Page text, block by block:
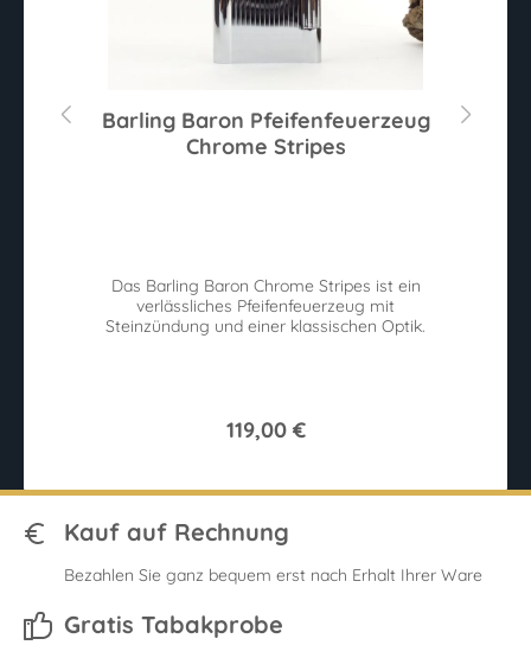
Barling Baron Pfeifenfeuerzeug
Chrome Stripes
Das Barling Baron Chrome Stripes ist ein
verlässliches Pfeifenfeuerzeug mit
Steinzündung und einer klassischen Optik.
119,00 €
Kauf auf Rechnung
Bezahlen Sie ganz bequem erst nach Erhalt Ihrer Ware
Gratis Tabakprobe